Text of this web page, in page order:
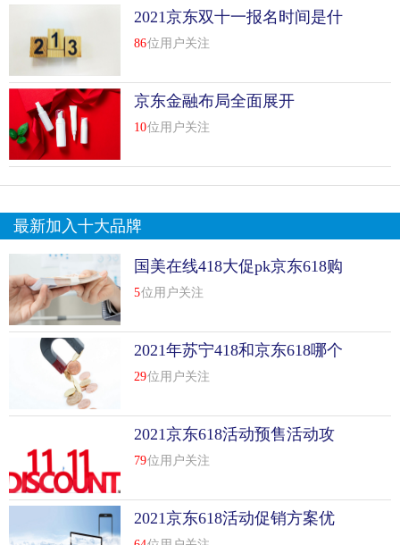
2021京东双十一报名时间是什
么时候
86位用户关注
京东金融布局全面展开
10位用户关注
最新加入十大品牌
国美在线418大促pk京东618购
物节
5位用户关注
2021年苏宁418和京东618哪个
更便宜
29位用户关注
2021京东618活动预售活动攻
略
79位用户关注
2021京东618活动促销方案优
秀范文